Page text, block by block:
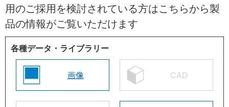
用のご採用を検討されている方はこちらから製
品の情報がご覧いただけます
各種データ・ライブラリー
画像 CAD